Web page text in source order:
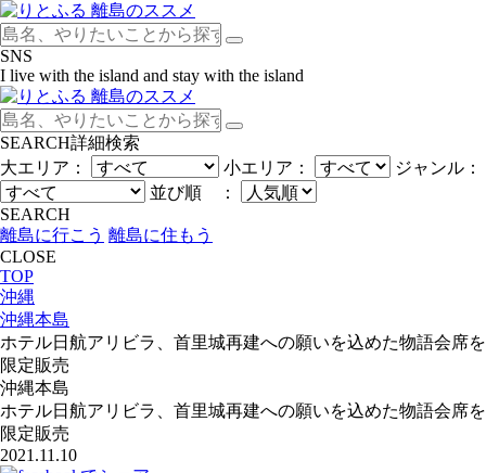
SNS
I live with the island and stay with the island
SEARCH詳細検索
大エリア：
小エリア：
ジャンル：
並び順 ：
SEARCH
離島に行こう 離島に住もう
CLOSE
TOP
沖縄
沖縄本島
ホテル日航アリビラ、首里城再建への願いを込めた物語会席を
限定販売
沖縄本島
ホテル日航アリビラ、首里城再建への願いを込めた物語会席を
限定販売
2021.11.10